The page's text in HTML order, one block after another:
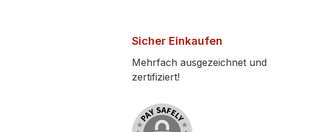
Sicher Einkaufen
Mehrfach ausgezeichnet und
zertifiziert!